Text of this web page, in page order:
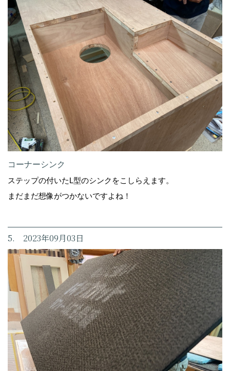
コーナーシンク
ステップの付いたL型のシンクをこしらえます。
まだまだ想像がつかないですよね！
5. 2023年09月03日